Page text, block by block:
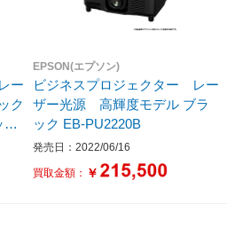
ー
ク
EPSON(エプソン)
ビジネスプロジェクター レー
ザー光源 高輝度モデル ブラ
ック EB-PU2220B
発売日：2022/06/16
買取金額： ￥